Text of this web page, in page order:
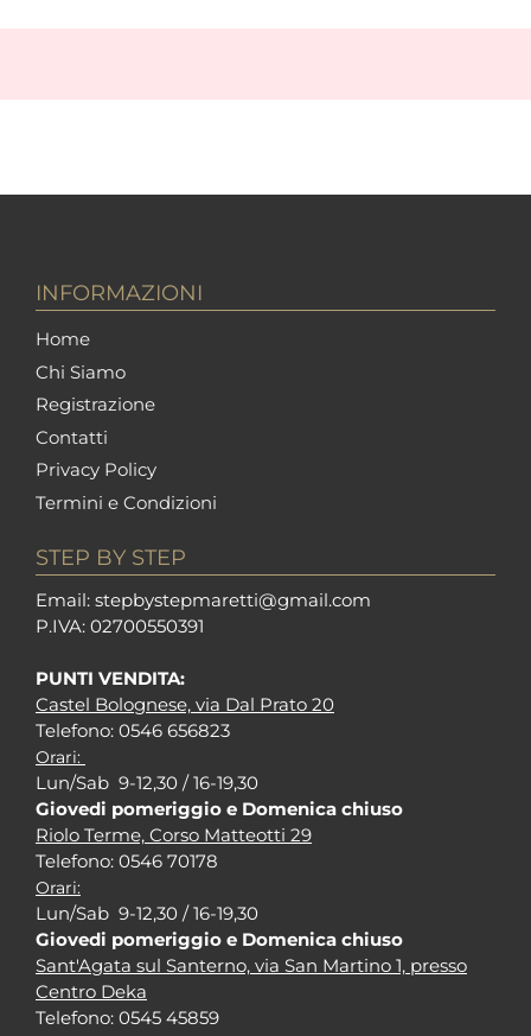
INFORMAZIONI
Home
Chi Siamo
Registrazione
Contatti
Privacy Policy
Termini e Condizioni
STEP BY STEP
Email: stepbystepmaretti@gmail.com
P.IVA: 02700550391
PUNTI VENDITA:
Castel Bolognese, via Dal Prato 20
Telefono: 0546 656823
Orari:
Lun/Sab 9-12,30 / 16-19,30
Giovedi pomeriggio e Domenica chiuso
Riolo Terme, Corso Matteotti 29
Telefono: 0546 70178
Orari:
Lun/Sab 9-12,30 / 16-19,30
Giovedi pomeriggio e Domenica chiuso
Sant'Agata sul Santerno, via San Martino 1, presso
Centro Deka
Telefono: 0545 45859